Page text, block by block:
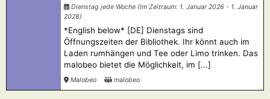
Dienstag jede Woche (Im Zeitraum: 1. Januar 2026 - 1. Januar
2028)
*English below* [DE] Dienstags sind
Öffnungszeiten der Bibliothek. Ihr könnt auch im
Laden rumhängen und Tee oder Limo trinken. Das
malobeo bietet die Möglichkeit, im [...]
Malobeo malobeo